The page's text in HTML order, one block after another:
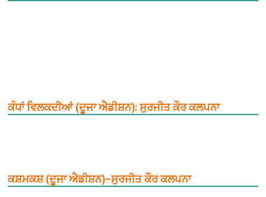
ਕੰਧਾਂ ਵਿਲਕਦੀਆਂ (ਦੂਜਾ ਐਡੀਸ਼ਨ): ਸੁਰਜੀਤ ਕੌਰ ਕਲਪਨਾ
ਕਸ਼ਮਕਸ਼ (ਦੂਜਾ ਐਡੀਸ਼ਨ)–ਸੁਰਜੀਤ ਕੌਰ ਕਲਪਨਾ